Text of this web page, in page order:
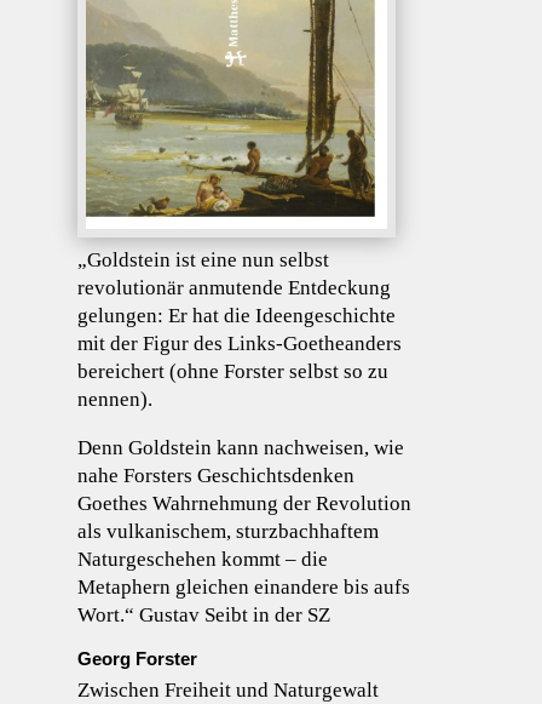
„Goldstein ist eine nun selbst
revolutionär anmutende Entdeckung
gelungen: Er hat die Ideengeschichte
mit der Figur des Links-Goetheanders
bereichert (ohne Forster selbst so zu
nennen).
Denn Goldstein kann nachweisen, wie
nahe Forsters Geschichtsdenken
Goethes Wahrnehmung der Revolution
als vulkanischem, sturzbachhaftem
Naturgeschehen kommt – die
Metaphern gleichen einandere bis aufs
Wort.“ Gustav Seibt in der SZ
Georg Forster
Zwischen Freiheit und Naturgewalt